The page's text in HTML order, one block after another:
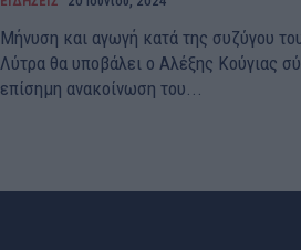
Μήνυση και αγωγή κατά της συζύγου
Λύτρα θα υποβάλει ο Αλέξης Κούγιας
επίσημη ανακοίνωση του...